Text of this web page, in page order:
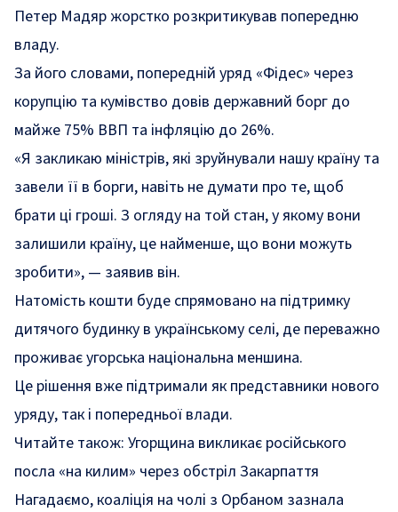
Петер Мадяр жорстко розкритикував попередню
владу.
За його словами, попередній уряд «Фідес» через
корупцію та кумівство довів державний борг до
майже 75% ВВП та інфляцію до 26%.
«Я закликаю міністрів, які зруйнували нашу країну та
завели її в борги, навіть не думати про те, щоб
брати ці гроші. З огляду на той стан, у якому вони
залишили країну, це найменше, що вони можуть
зробити», — заявив він.
Натомість кошти буде спрямовано на підтримку
дитячого будинку в українському селі, де переважно
проживає угорська національна меншина.
Це рішення вже підтримали як представники нового
уряду, так і попередньої влади.
Читайте також: Угорщина викликає російського
посла «на килим» через обстріл Закарпаття
Нагадаємо, коаліція на чолі з Орбаном зазнала